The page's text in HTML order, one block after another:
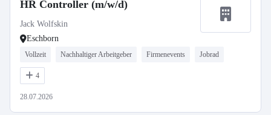
HR Controller (m/w/d)
Jack Wolfskin
Eschborn
Vollzeit Nachhaltiger Arbeitgeber Firmenevents Jobrad
4
28.07.2026